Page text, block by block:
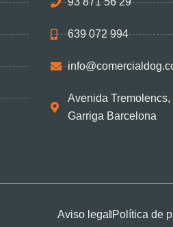
639 072 994
Avenida
Garriga Barcelona
Aviso legal Política de